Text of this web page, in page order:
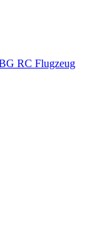
RC Flugzeug